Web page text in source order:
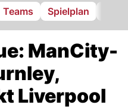
Teams Spielplan
ManCity-
Liverpool